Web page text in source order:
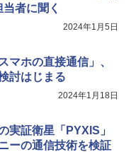
者に聞く
2024年1月5日
マホの直接通信」、
討はじまる
2024年1月18日
実証衛星「PYXIS」
ーの通信技術を検証